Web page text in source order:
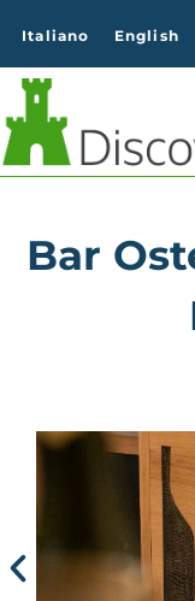
Italiano
English
Bar